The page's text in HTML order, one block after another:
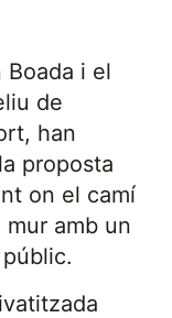
i el
de
han
proposta
on el camí
amb un